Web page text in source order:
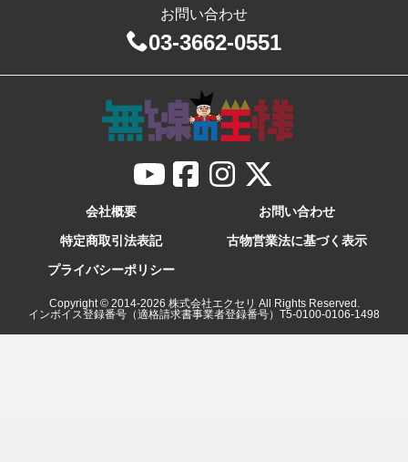
お問い合わせ
03-3662-0551
会社概要
お問い合わせ
特定商取引法表記
古物営業法に基づく表示
プライバシーポリシー
Copyright © 2014-2026 株式会社エクセリ All Rights Reserved.
インボイス登録番号（適格請求書事業者登録番号）T5-0100-0106-1498